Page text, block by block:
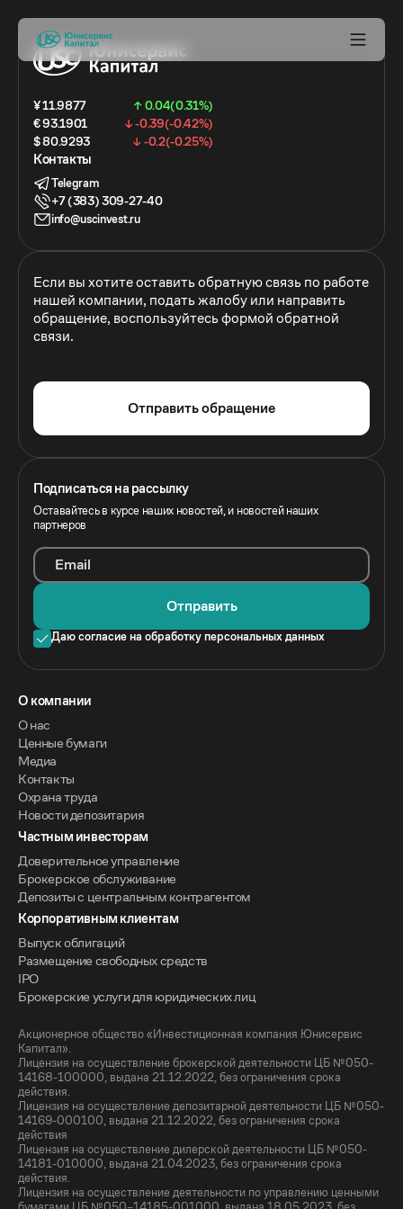
¥ 11.9877
↑ 0.04(0.31%)
€ 93.1901
↓ -0.39(-0.42%)
$ 80.9293
↓ -0.2(-0.25%)
Контакты
Telegram
+7 (383) 309-27-40
info@uscinvest.ru
Если вы хотите оставить обратную связь по работе
нашей компании, подать жалобу или направить
обращение, воспользуйтесь формой обратной
связи.
Отправить обращение
Подписаться на рассылку
Оставайтесь в курсе наших новостей, и новостей наших
партнеров
Email
Отправить
Даю согласие на обработку персональных данных
O компании
О нас
Ценные бумаги
Медиа
Контакты
Охрана труда
Новости депозитария
Частным инвесторам
Доверительное управление
Брокерское обслуживание
Депозиты с центральным контрагентом
Корпоративным клиентам
Выпуск облигаций
Размещение свободных средств
IPO
Брокерские услуги для юридических лиц
Акционерное общество «Инвестиционная компания Юнисервис
Капитал».
Лицензия на осуществление брокерской деятельности ЦБ №050-
14168-100000, выдана 21.12.2022, без ограничения срока
действия.
Лицензия на осуществление депозитарной деятельности ЦБ №050-
14169-000100, выдана 21.12.2022, без ограничения срока
действия
Лицензия на осуществление дилерской деятельности ЦБ №050-
14181-010000, выдана 21.04.2023, без ограничения срока
действия.
Лицензия на осуществление деятельности по управлению ценными